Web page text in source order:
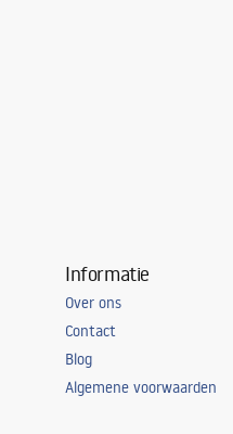
Informatie
Over ons
Contact
Blog
Algemene voorwaarden